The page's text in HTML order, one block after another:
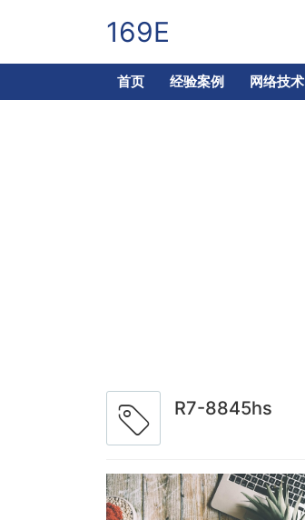
169E
首页 经验案例 网络技术
R7-8845hs